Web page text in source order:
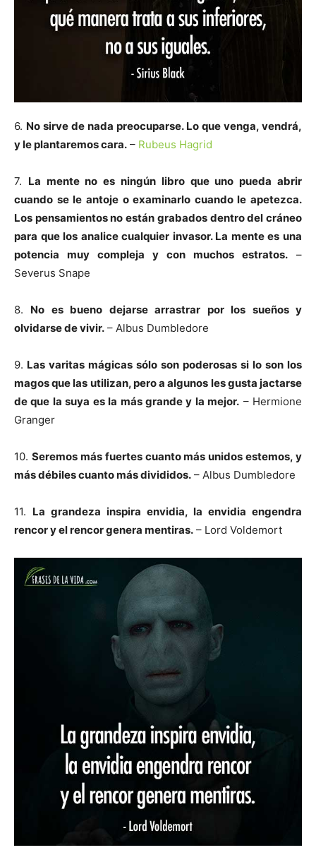
6. No sirve de nada preocuparse. Lo que venga, vendrá,
y le plantaremos cara. – Rubeus Hagrid
7. La mente no es ningún libro que uno pueda abrir
cuando se le antoje o examinarlo cuando le apetezca.
Los pensamientos no están grabados dentro del cráneo
para que los analice cualquier invasor. La mente es una
potencia muy compleja y con muchos estratos. –
Severus Snape
8. No es bueno dejarse arrastrar por los sueños y
olvidarse de vivir. – Albus Dumbledore
9. Las varitas mágicas sólo son poderosas si lo son los
magos que las utilizan, pero a algunos les gusta jactarse
de que la suya es la más grande y la mejor. – Hermione
Granger
10. Seremos más fuertes cuanto más unidos estemos, y
más débiles cuanto más divididos. – Albus Dumbledore
11. La grandeza inspira envidia, la envidia engendra
rencor y el rencor genera mentiras. – Lord Voldemort